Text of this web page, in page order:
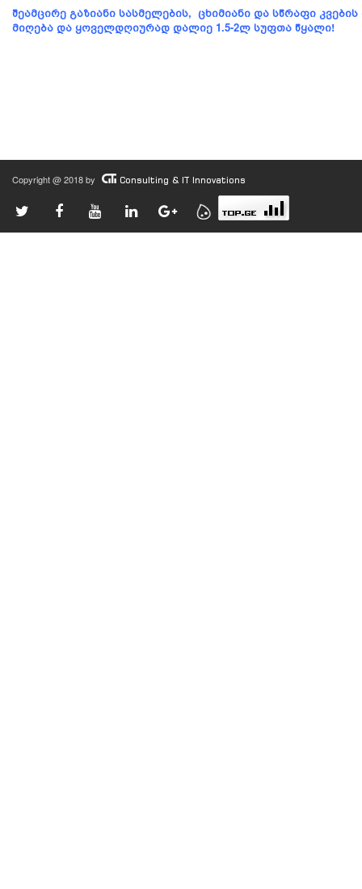
შეამცირე გაზიანი სასმელების, ცხიმიანი და სწრაფი კვების
მიღება და ყოველდღიურად დალიე 1.5-2ლ სუფთა წყალი!
Copyright @ 2018 by Consulting & IT Innovations